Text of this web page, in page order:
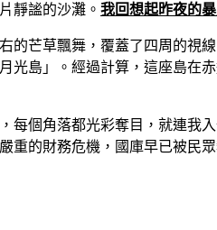
靜謐的沙灘。 我回想起昨夜的
芒草飄舞，覆蓋了四周的視
光島」。經過計算，這座島在
個角落都光彩奪目，就連我
的財務危機，國庫早已被民